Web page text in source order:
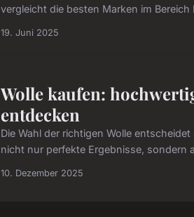
vergleicht die besten Marken im
19. Juni 2025
Wolle kaufen:
entdecken
Die Wahl der richtigen Wolle
nicht nur perfekte Ergebnisse, sondern
10. Dezember 2025